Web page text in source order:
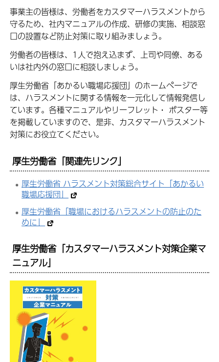
事業主の皆様は、労働者をカスタマーハラスメントから
守るため、社内マニュアルの作成、研修の実施、相談窓
口の設置など防止対策に取り組みましょう。
労働者の皆様は、1人で抱え込まず、上司や同僚、ある
いは社内外の窓口に相談しましょう。
厚生労働省「あかるい職場応援団」のホームページで
は、ハラスメントに関する情報を一元化して情報発信し
ています。各種マニュアルやリーフレット・ ポスター等
を掲載していますので、是非、カスタマーハラスメント
対策にお役立てください。
厚生労働省「関連先リンク」
厚生労働省 ハラスメント対策総合サイト「あかるい
職場応援団」
厚生労働省「職場におけるハラスメントの防止のた
めに」
厚生労働省「カスタマーハラスメント対策企業マ
ニュアル」